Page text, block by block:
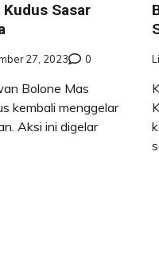
Sasar
27, 2023 0
Bolone Mas
kembali menggelar
Aksi ini digelar